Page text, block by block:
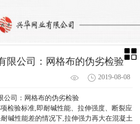
限公司：网格布的伪劣检验
2019-08-08
公司：网格布的伪劣检验
检验标准,即耐碱性能、拉伸强度、断裂应
碱性能差的情况下,拉伸强力再大在混凝土